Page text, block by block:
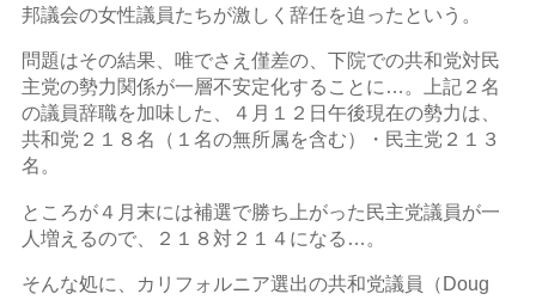
邦議会の女性議員たちが激しく辞任を迫ったという。
問題はその結果、唯でさえ僅差の、下院での共和党対民
主党の勢力関係が一層不安定化することに…。上記２名
の議員辞職を加味した、４月１２日午後現在の勢力は、
共和党２１８名（１名の無所属を含む）・民主党２１３
名。
ところが４月末には補選で勝ち上がった民主党議員が一
人増えるので、２１８対２１４になる…。
そんな処に、カリフォルニア選出の共和党議員（Doug